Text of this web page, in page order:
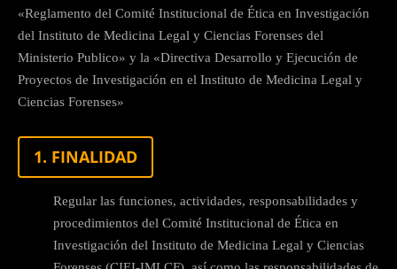
«Reglamento del Comité Institucional de Ética en Investigación
del Instituto de Medicina Legal y Ciencias Forenses del
Ministerio Publico» y la «Directiva Desarrollo y Ejecución de
Proyectos de Investigación en el Instituto de Medicina Legal y
Ciencias Forenses»
1. FINALIDAD
Regular las funciones, actividades, responsabilidades y
procedimientos del Comité Institucional de Ética en
Investigación del Instituto de Medicina Legal y Ciencias